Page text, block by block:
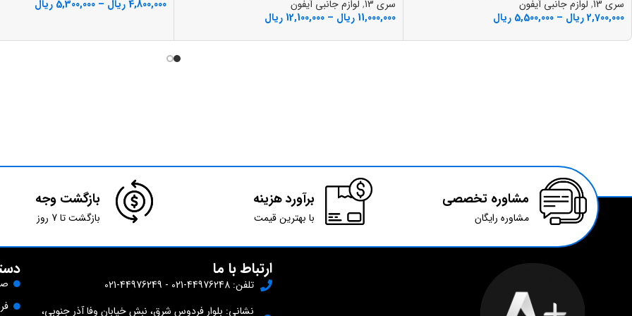
سری 13
, لوازم جانبی آیفون
2,700,000ریال –
5,500,000 ریال
سری 13
, لوازم جانبی آیفون
11,000,000 ریال –
12,100,000 ریال
4,800,000ریال –
5,300,000 ریال
مشاوره تخصصی
مشاوره رایگان
برآورد هزینه
با بهترین قیمت
بازگشت وجه
بازگشت تا 7 روز
ارتباط با ما
تلفن: 44976248-021 - 44976249-021
نشانی: بلوار فردوس شرق، نبش خیابان وفا آذر جنوبی،